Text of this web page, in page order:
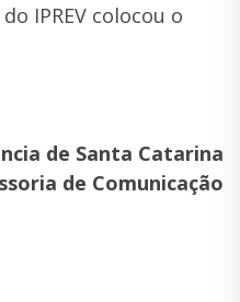
IPREV colocou o
de Santa Catarina
de Comunicação